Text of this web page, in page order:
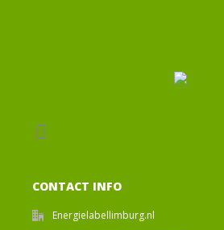
CONTACT INFO
Energielabellimburg.nl